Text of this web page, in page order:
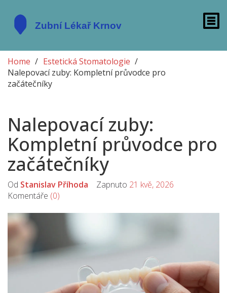
Home
Estetická Stomatologie
Nalepovací zuby: Kompletní průvodce pro
začátečníky
Nalepovací zuby:
Kompletní průvodce pro
začátečníky
Od Stanislav Příhoda Zapnuto 21 kvě, 2026
Komentáře (0)